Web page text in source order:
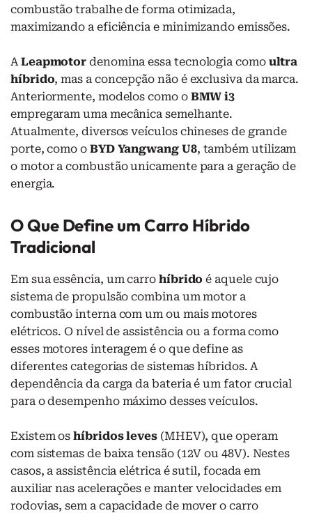
combustão trabalhe de forma otimizada,
maximizando a eficiência e minimizando emissões.
A Leapmotor denomina essa tecnologia como ultra
híbrido, mas a concepção não é exclusiva da marca.
Anteriormente, modelos como o BMW i3
empregaram uma mecânica semelhante.
Atualmente, diversos veículos chineses de grande
porte, como o BYD Yangwang U8, também utilizam
o motor a combustão unicamente para a geração de
energia.
O Que Define um Carro Híbrido
Tradicional
Em sua essência, um carro híbrido é aquele cujo
sistema de propulsão combina um motor a
combustão interna com um ou mais motores
elétricos. O nível de assistência ou a forma como
esses motores interagem é o que define as
diferentes categorias de sistemas híbridos. A
dependência da carga da bateria é um fator crucial
para o desempenho máximo desses veículos.
Existem oshíbridos leves (MHEV), que operam
com sistemas de baixa tensão (12V ou 48V). Nestes
casos, a assistência elétrica é sutil, focada em
auxiliar nas acelerações e manter velocidades em
rodovias, sem a capacidade de mover o carro